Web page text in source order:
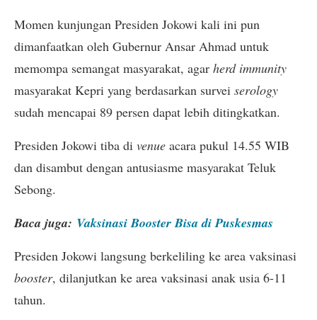
Momen kunjungan Presiden Jokowi kali ini pun
dimanfaatkan oleh Gubernur Ansar Ahmad untuk
memompa semangat masyarakat, agar herd immunity
masyarakat Kepri yang berdasarkan survei serology
sudah mencapai 89 persen dapat lebih ditingkatkan.
Presiden Jokowi tiba di venue acara pukul 14.55 WIB
dan disambut dengan antusiasme masyarakat Teluk
Sebong.
Baca juga: Vaksinasi Booster Bisa di Puskesmas
Presiden Jokowi langsung berkeliling ke area vaksinasi
booster, dilanjutkan ke area vaksinasi anak usia 6-11
tahun.